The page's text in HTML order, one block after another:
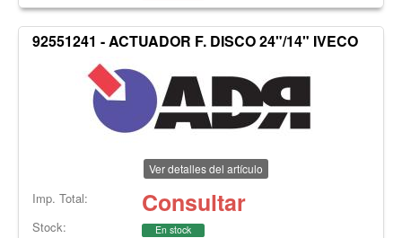
92551241 - ACTUADOR F. DISCO 24"/14" IVECO
Ver detalles del artículo
Imp. Total: Consultar
Stock: En stock